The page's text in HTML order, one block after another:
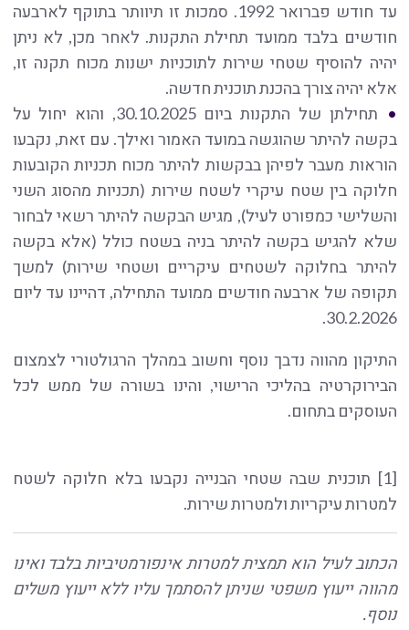
עד חודש פברואר 1992. סמכות זו תיוותר בתוקף לארבעה
חודשים בלבד ממועד תחילת התקנות. לאחר מכן, לא ניתן
יהיה להוסיף שטחי שירות לתוכניות ישנות מכוח תקנה זו,
אלא יהיה צורך בהכנת תוכנית חדשה.
תחילתן של התקנות ביום 30.10.2025, והוא יחול על
בקשה להיתר שהוגשה במועד האמור ואילך. עם זאת, נקבעו
הוראות מעבר לפיהן בבקשות להיתר מכוח תכניות הקובעות
חלוקה בין שטח עיקרי לשטח שירות (תכניות מהסוג השני
והשלישי כמפורט לעיל), מגיש הבקשה להיתר רשאי לבחור
שלא להגיש בקשה להיתר בניה בשטח כולל (אלא בקשה
להיתר בחלוקה לשטחים עיקריים ושטחי שירות) למשך
תקופה של ארבעה חודשים ממועד התחילה, דהיינו עד ליום
30.2.2026.
התיקון מהווה נדבך נוסף וחשוב במהלך הרגולטורי לצמצום
הבירוקרטיה בהליכי הרישוי, והינו בשורה של ממש לכל
העוסקים בתחום.
[1] תוכנית שבה שטחי הבנייה נקבעו בלא חלוקה לשטח
למטרות עיקריות ולמטרות שירות.
הכתוב לעיל הוא תמצית למטרות אינפורמטיביות בלבד ואינו
מהווה ייעוץ משפטי שניתן להסתמך עליו ללא ייעוץ משלים
נוסף.